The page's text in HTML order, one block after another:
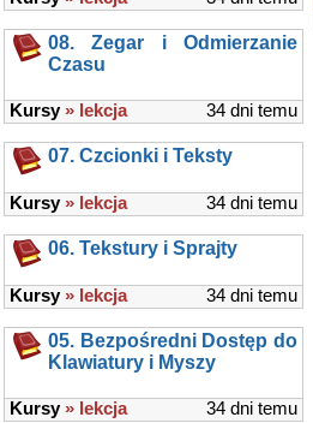
08. Zegar i Odmierzanie
Czasu
34 dni temu
Kursy » lekcja
07. Czcionki i Teksty
34 dni temu
Kursy » lekcja
06. Tekstury i Sprajty
34 dni temu
Kursy » lekcja
05. Bezpośredni Dostęp do
Klawiatury i Myszy
34 dni temu
Kursy » lekcja